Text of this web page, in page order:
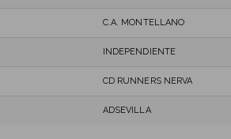
C.A. MONTELLANO
INDEPENDIENTE
CD RUNNERS NERVA
ADSEVILLA